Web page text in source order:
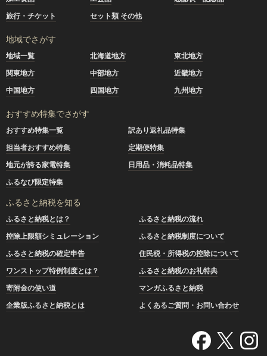
旅行・チケット
セット類 その他
地域でさがす
地域一覧 北海道地方
東北地方
関東地方
中部地方
近畿地方
中国地方
四国地方 九州地方
おすすめ特集でさがす
おすすめ特集一覧
訳あり返礼品特集
担当者おすすめ特集
定期便特集
地元が誇る家電特集
日用品・消耗品特集
ふるなび限定特集
ふるさと納税を知る
ふるさと納税とは？
ふるさと納税の流れ
控除上限額シミュレーション
ふるさと納税制度について
ふるさと納税の確定申告
住民税・所得税の控除について
ワンストップ特例制度とは？
ふるさと納税のお礼特典
寄附金の使い道
マンガふるさと納税
企業版ふるさと納税とは
よくあるご質問・お問い合わせ